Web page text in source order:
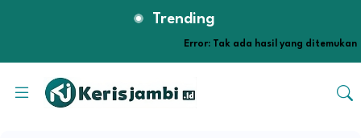
Trending
Error: Tak ada hasil yang ditemukan